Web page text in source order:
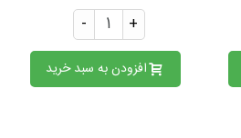
- +
افزودن به سبد خرید